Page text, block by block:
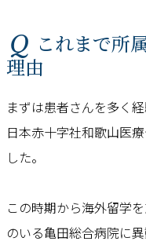
Q これまで所属してきた施設を選んだ
理由
まずは患者さんを多く
日本赤十字社和歌山医
した。
この時期から海外留学
のいる亀田総合病院に